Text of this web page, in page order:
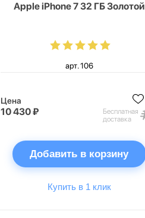
Apple iPhone 7 32 ГБ Золотой
арт. 106
Цена
10 430 ₽
Бесплатная
доставка
Добавить в корзину
Купить в 1 клик